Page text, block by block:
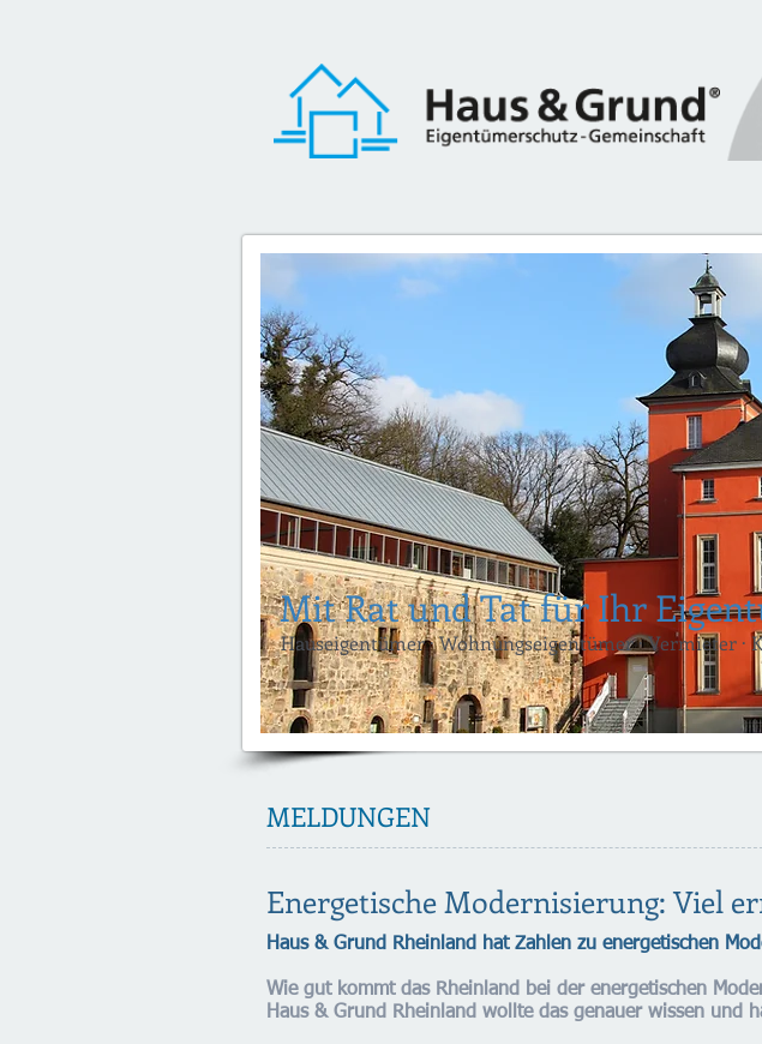
MELDUNGEN
Energetische Modernisierung: Viel
Haus & Grund Rheinland hat Zahlen zu energetischen
Wie gut kommt das Rheinland bei der energetischen
Haus & Grund Rheinland wollte das genauer wissen und
Mit Rat und Tat für Ihr
Hauseigentümer · Wohnungseigentümer · Vermieter ·